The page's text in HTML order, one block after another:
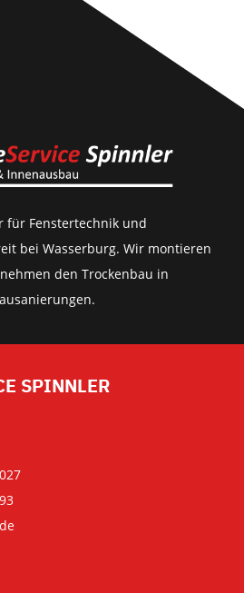
für Fenstertechnik und
bei Wasserburg. Wir montieren
den Trockenbau in
SPINNLER